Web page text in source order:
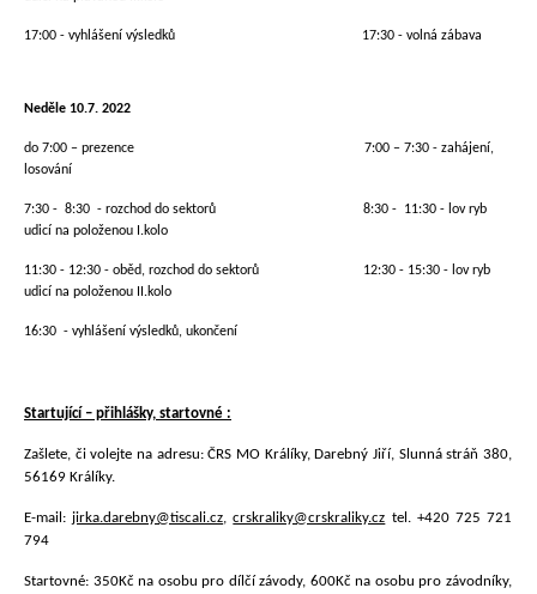
17:00 - vyhlášení výsledků 17:30 - volná zábava
Neděle 10.7. 2022
do 7:00 – prezence 7:00 – 7:30 - zahájení,
losování
7:30 - 8:30 - rozchod do sektorů 8:30 - 11:30 - lov ryb
udicí na položenou I.kolo
11:30 - 12:30 - oběd, rozchod do sektorů 12:30 - 15:30 - lov ryb
udicí na položenou II.kolo
16:30 - vyhlášení výsledků, ukončení
Startující – přihlášky, startovné :
Zašlete, či volejte na adresu: ČRS MO Králíky, Darebný Jiří, Slunná stráň 380,
56169 Králíky.
E-mail: jirka.darebny@tiscali.cz,crskraliky@crskraliky.cz tel. +420 725 721
794
Startovné: 350Kč na osobu pro dílčí závody, 600Kč na osobu pro závodníky,